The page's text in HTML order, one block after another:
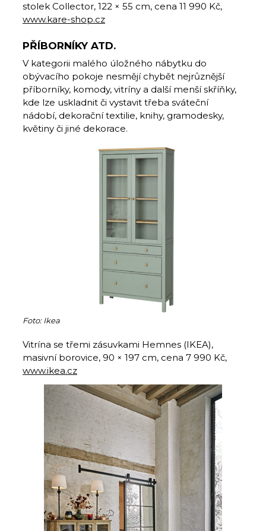
stolek Collector, 122 × 55 cm, cena 11 990 Kč,
www.kare-shop.cz
PŘÍBORNÍKY ATD.
V kategorii malého úložného nábytku do
obývacího pokoje nesmějí chybět nejrůznější
příborníky, komody, vitríny a další menší skříňky,
kde lze uskladnit či vystavit třeba sváteční
nádobí, dekorační textilie, knihy, gramodesky,
květiny či jiné dekorace.
Foto: Ikea
Vitrína se třemi zásuvkami Hemnes (IKEA),
masivní borovice, 90 × 197 cm, cena 7 990 Kč,
www.ikea.cz